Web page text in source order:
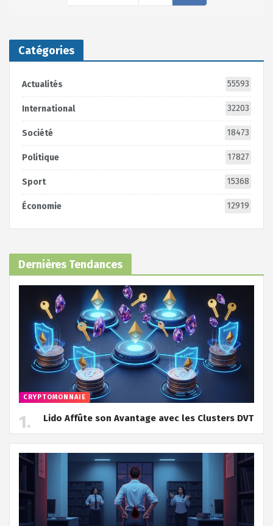
Catégories
Actualités 55593
International 32203
Société 18473
Politique 17827
Sport 15368
Économie 12919
Dernières Tendances
CRYPTOMONNAIE
Lido Affûte son Avantage avec les Clusters DVT